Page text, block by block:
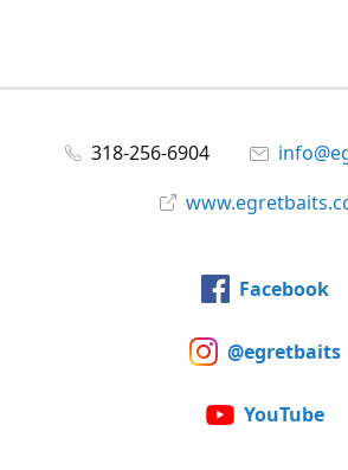
318-256-6904
Facebook
@egretbaits
YouTube